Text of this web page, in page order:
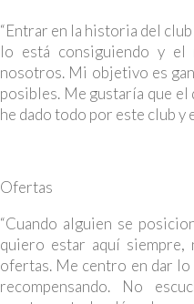
“Entrar en la historia del
lo está consiguiendo y el
nosotros. Mi objetivo es
posibles. Me gustaría que el
he dado todo por este club y
Ofertas
“Cuando alguien se
quiero estar aquí siempre,
ofertas. Me centro en dar
recompensando. No